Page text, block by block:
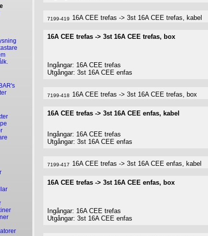
7199-419 16A CEE trefas -> 3st 16A CEE trefas, kabel
16A CEE trefas -> 3st 16A CEE trefas, box
Ingångar: 16A CEE trefas
Utgångar: 3st 16A CEE enfas
7199-418 16A CEE trefas -> 3st 16A CEE trefas, box
16A CEE trefas -> 3st 16A CEE enfas, kabel
Ingångar: 16A CEE trefas
Utgångar: 3st 16A CEE enfas
7199-417 16A CEE trefas -> 3st 16A CEE enfas, kabel
16A CEE trefas -> 3st 16A CEE enfas, box
Ingångar: 16A CEE trefas
Utgångar: 3st 16A CEE enfas